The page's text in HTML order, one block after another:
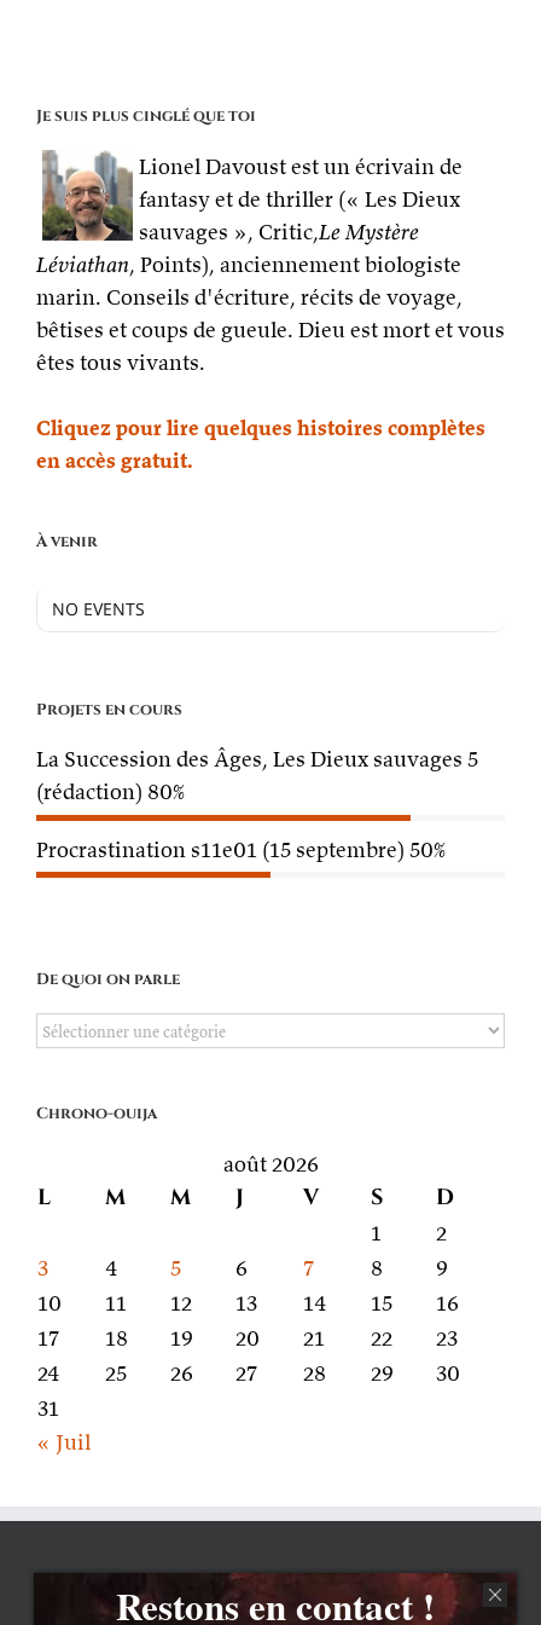
Je suis plus cinglé que toi
Lionel Davoust est un écrivain de
fantasy et de thriller (« Les Dieux
sauvages », Critic,Le Mystère
Léviathan, Points), anciennement biologiste
marin. Conseils d'écriture, récits de voyage,
bêtises et coups de gueule. Dieu est mort et vous
êtes tous vivants.
Cliquez pour lire quelques histoires complètes
en accès gratuit.
À venir
NO EVENTS
Projets en cours
La Succession des Âges, Les Dieux sauvages 5
(rédaction) 80%
Procrastination s11e01 (15 septembre) 50%
De quoi on parle
De
parle
Chrono-ouija
août 2026
L M M J V S D
1
2
3
4 5 6 7 8
9
10
11 12 13 14 15
16
17
18 19 20 21 22
23
24
25 26 27 28 29
30
31
« Juil
Restons en contact !